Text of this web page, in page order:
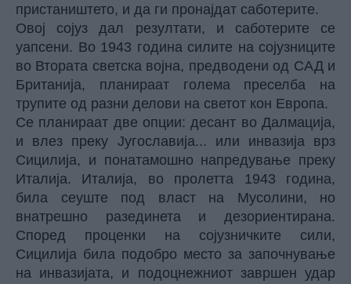
пристаништето, и да ги пронајдат саботерите.
Овој сојуз дал резултати, и саботерите се
уапсени. Во 1943 година силите на сојузниците
во Втората светска војна, предводени од САД и
Британија, планираат голема преселба на
трупите од разни делови на светот кон Европа.
Се планираат две опции: десант во Далмација,
и влез преку Југославија... или инвазија врз
Сицилија, и понатамошно напредување преку
Италија. Италија, во пролетта 1943 година,
била сеуште под власт на Мусолини, но
внатрешно разединета и дезориентирана.
Според проценки на сојузничките сили,
Сицилија била подобро место за започнување
на инвазијата, и подоцнежниот завршен удар